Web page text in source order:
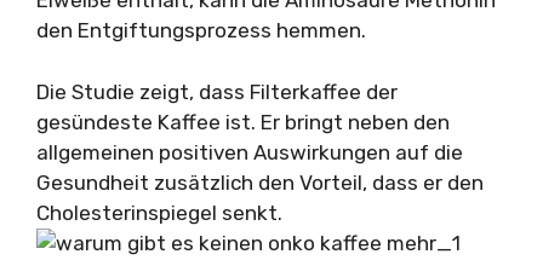
den Entgiftungsprozess hemmen.
Die Studie zeigt, dass Filterkaffee der
gesündeste Kaffee ist. Er bringt neben den
allgemeinen positiven Auswirkungen auf die
Gesundheit zusätzlich den Vorteil, dass er den
Cholesterinspiegel senkt.